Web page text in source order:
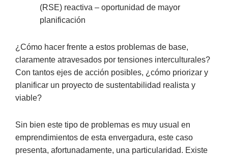
(RSE) reactiva – oportunidad de mayor
planificación
¿Cómo hacer frente a estos problemas de base,
claramente atravesados por tensiones interculturales?
Con tantos ejes de acción posibles, ¿cómo priorizar y
planificar un proyecto de sustentabilidad realista y
viable?
Sin bien este tipo de problemas es muy usual en
emprendimientos de esta envergadura, este caso
presenta, afortunadamente, una particularidad. Existe